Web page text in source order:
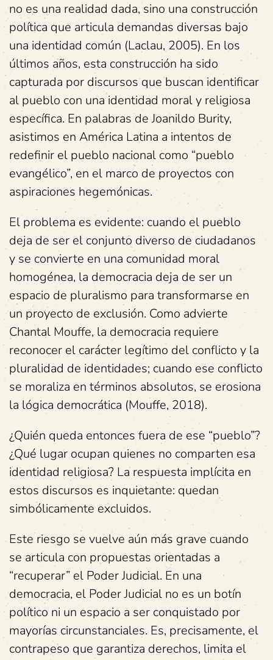
no es una realidad dada, sino una construcción
política que articula demandas diversas bajo
una identidad común (Laclau, 2005). En los
últimos años, esta construcción ha sido
capturada por discursos que buscan identificar
al pueblo con una identidad moral y religiosa
específica. En palabras de Joanildo Burity,
asistimos en América Latina a intentos de
redefinir el pueblo nacional como “pueblo
evangélico”, en el marco de proyectos con
aspiraciones hegemónicas.
El problema es evidente: cuando el pueblo
deja de ser el conjunto diverso de ciudadanos
y se convierte en una comunidad moral
homogénea, la democracia deja de ser un
espacio de pluralismo para transformarse en
un proyecto de exclusión. Como advierte
Chantal Mouffe, la democracia requiere
reconocer el carácter legítimo del conflicto y la
pluralidad de identidades; cuando ese conflicto
se moraliza en términos absolutos, se erosiona
la lógica democrática (Mouffe, 2018).
¿Quién queda entonces fuera de ese “pueblo”?
¿Qué lugar ocupan quienes no comparten esa
identidad religiosa? La respuesta implícita en
estos discursos es inquietante: quedan
simbólicamente excluidos.
Este riesgo se vuelve aún más grave cuando
se articula con propuestas orientadas a
“recuperar” el Poder Judicial. En una
democracia, el Poder Judicial no es un botín
político ni un espacio a ser conquistado por
mayorías circunstanciales. Es, precisamente, el
contrapeso que garantiza derechos, limita el